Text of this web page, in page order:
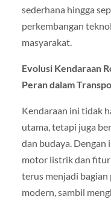
sederhana hingga
perkembangan
masyarakat.
Evolusi Kendaraan
Peran dalam
Kendaraan ini tidak
utama, tetapi juga
dan budaya.
motor listrik dan fitur
terus menjadi
modern, sambil